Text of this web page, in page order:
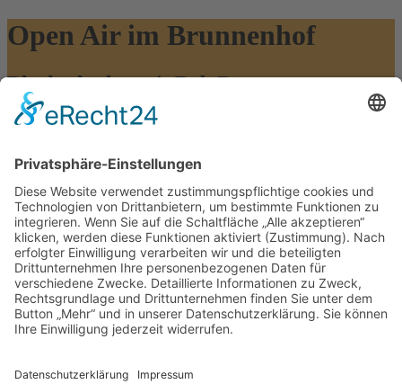
Open Air im Brunnenhof
Blechschaden mit Bob Ross
Blechschaden mit Bob Ross
1 Januar, 2027(19.30 - 22 Uhr)
Deutsches Theater München
Sie nennen sich auch die Fremdenlegion der Münchner
Philharmoniker, die elf Blechbläser und der eine Schlagzeuger aus
sechs verschiedenen Ländern – allesamt Vollblutmusiker auf
höchstem Niveau. Münchens Kultensemble Blechschaden
präsentiert unter der Leitung des quirligen Schotten Bob Ross zum
Jahreswechsel Jazz und Klassik, Elitäres und Populäres, Show und
Spielkultur in gewohnte Brillanz – und feiert seine Premiere im